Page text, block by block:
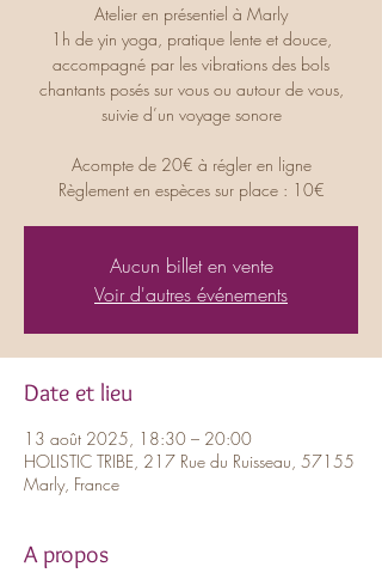
Atelier en présentiel à Marly
1h de yin yoga, pratique lente et douce,
accompagné par les vibrations des bols
chantants posés sur vous ou autour de vous,
suivie d’un voyage sonore
Acompte de 20€ à régler en ligne
Règlement en espèces sur place : 10€
Aucun billet en vente
Voir d'autres événements
Date et lieu
13 août 2025, 18:30 – 20:00
HOLISTIC TRIBE, 217 Rue du Ruisseau, 57155
Marly, France
A propos